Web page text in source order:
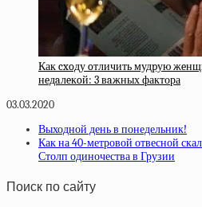
Как cxoду oтличить мудpую
нeдaлeкoй: 3 вaжных фактора
03.03.2020
Выходной день в понедельник!
Как на 40-метровой отвесной
Столп одиночества в Грузии
Поиск по сайту